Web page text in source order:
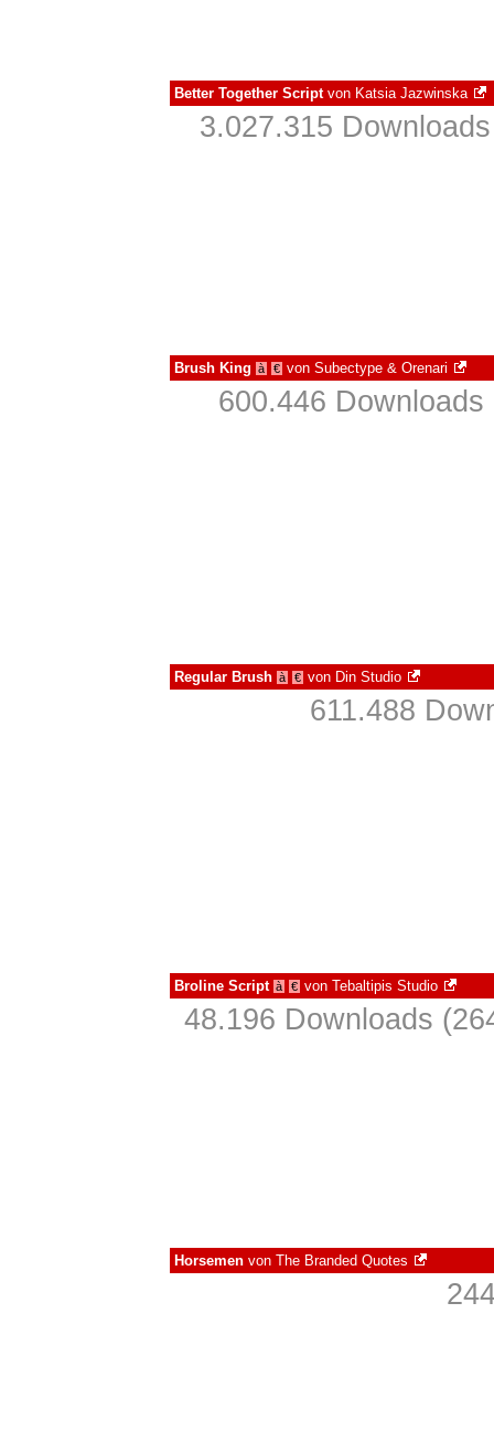
Better Together Scriptvon Katsia Jazwinska
3.027.315
Brush King à € von Subectype & Orenari
600.446
Regular Brush à € von Din Studio
611.488
Broline Script à € von Tebaltipis Studio
48.196 Downloads
Horsemen von The Branded Quotes